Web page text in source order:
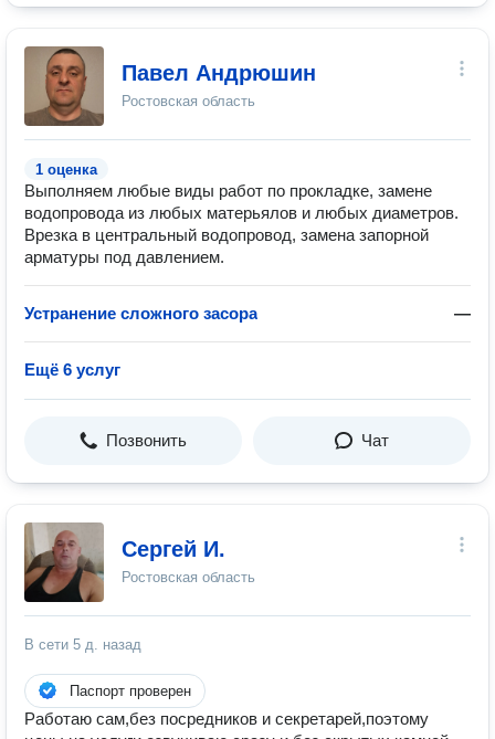
Павел Андрюшин
Ростовская область
1 оценка
Выполняем любые виды работ по прокладке, замене
водопровода из любых матерьялов и любых диаметров.
Врезка в центральный водопровод, замена запорной
арматуры под давлением.
Устранение сложного засора —
Ещё 6 услуг
Позвонить Чат
Сергей И.
Ростовская область
В сети 5 д. назад
Паспорт проверен
Работaю caм,без посредников и cекpетaрeй,поэтому